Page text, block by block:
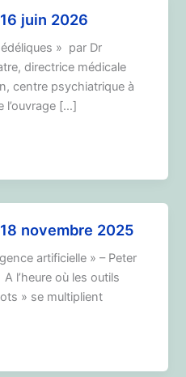
juin 2026
» par Dr
directrice médicale
centre psychiatrique à
l’ouvrage […]
novembre 2025
artificielle » – Peter
l’heure où les outils
» se multiplient